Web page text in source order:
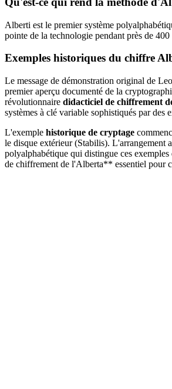
Alberti est le premier système
pointe de la technologie pendant près de
Exemples historiques du chiffre
Le message de démonstration original de
premier aperçu documenté de la
révolutionnaire didacticiel de chiffrement
systèmes à clé variable sophistiqués par des
L'exemple historique de cryptage
le disque extérieur (Stabilis).
polyalphabétique qui distingue ces
de chiffrement de l'Alberta** essentiel pour